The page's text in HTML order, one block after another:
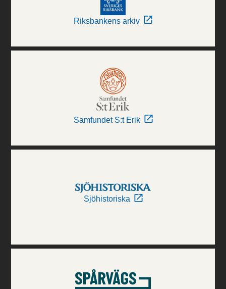
Riksbankens arkiv
Samfundet S:t Erik
Sjöhistoriska